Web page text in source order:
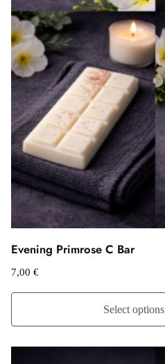
Evening Primrose C Bar
7,00 €
Select options